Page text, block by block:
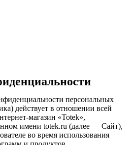
персональных
действует в отношении всей
магазин «Totek»,
имени totek.ru (далее — Сайт),
во время использования